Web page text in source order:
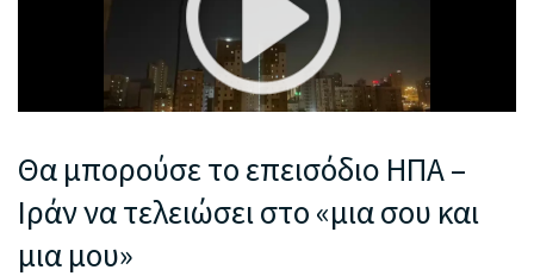
Θα μπορούσε το επεισόδιo ΗΠΑ –
Ιράν να τελειώσει στο «μια σου και
μια μου»